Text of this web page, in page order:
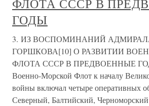
ФЛОТА СССР В
ГОДЫ
3. ИЗ ВОСПОМИНАНИЙ
ГОРШКОВА[10] О РАЗВИТИИ
ФЛОТА СССР В ПРЕДВОЕННЫЕ
Военно-Морской Флот к началу
войны включал четыре оперативных
Северный, Балтийский,